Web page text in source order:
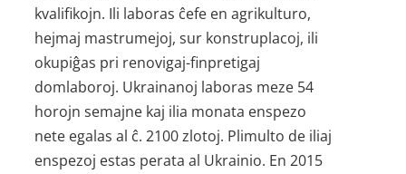
kvalifikojn. Ili laboras ĉefe en agrikulturo,
hejmaj mastrumejoj, sur konstruplacoj, ili
okupiĝas pri renovigaj-finpretigaj
domlaboroj. Ukrainanoj laboras meze 54
horojn semajne kaj ilia monata enspezo
nete egalas al ĉ. 2100 zlotoj. Plimulto de iliaj
enspezoj estas perata al Ukrainio. En 2015